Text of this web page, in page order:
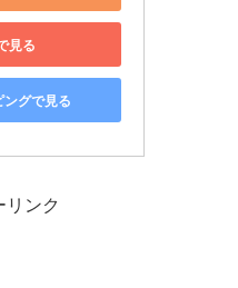
見る
グで見る
ンク